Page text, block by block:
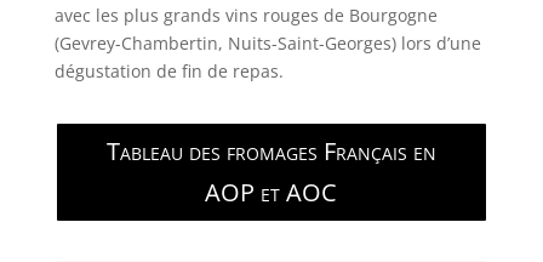
avec les plus grands vins rouges de Bourgogne
(Gevrey-Chambertin, Nuits-Saint-Georges) lors d’une
dégustation de fin de repas.
Tableau des fromages Français en
AOP et AOC